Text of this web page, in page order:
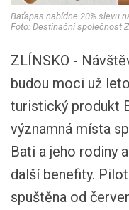
Baťapas nabídne 20% slevu
Foto: Destinační společnost
ZLÍNSKO -
budou moci už
turistický produkt
významná místa
Bati a jeho rodiny
další benefity.
spuštěna od